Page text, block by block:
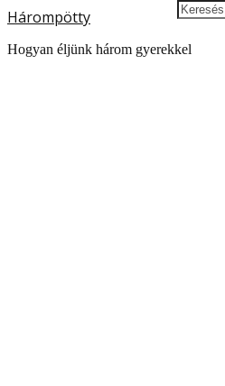
Hárompötty
Hogyan éljünk három gyerekkel